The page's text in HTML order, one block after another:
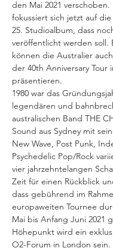
den Mai 2021 verschoben.
fokussiert sich jetzt auf
25. Studioalbum, dass
veröffentlicht werden soll.
können die Australier
der 40th Anniversary Tour
präsentieren.
1980 war das
legendären und
australischen Band THE
Sound aus Sydney mit
New Wave, Post Punk,
Psychedelic Pop/Rock
vier jahrzehntelangen
Zeit für einen Rückblick
dass gebührend im
europaweiten Tournee
Mai bis Anfang Juni 2021
Höhepunkt wird ein
O2-Forum in London